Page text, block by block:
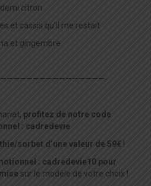
citron
et cassis qu’il me restait
et gingembre
profitez de notre code
: cadredevie
sorbet d’une valeur de 59€!
: cadredevie10 pour
sur le modèle de votre choix !